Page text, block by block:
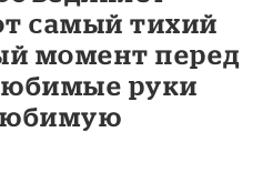
самый тихий
момент перед
руки